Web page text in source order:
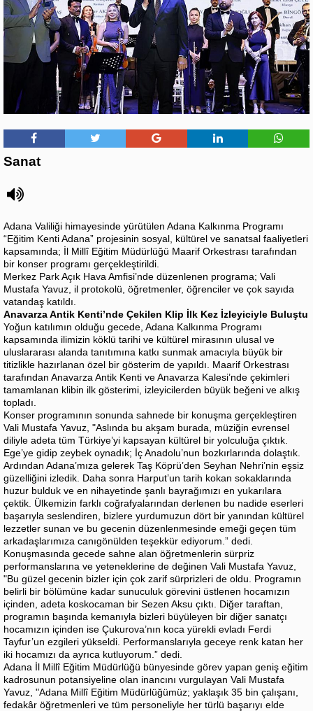
Sanat
Adana Valiliği himayesinde yürütülen Adana Kalkınma Programı
“Eğitim Kenti Adana” projesinin sosyal, kültürel ve sanatsal faaliyetleri
kapsamında; İl Millî Eğitim Müdürlüğü Maarif Orkestrası tarafından
bir konser programı gerçekleştirildi.
Merkez Park Açık Hava Amfisi’nde düzenlenen programa; Vali
Mustafa Yavuz, il protokolü, öğretmenler, öğrenciler ve çok sayıda
vatandaş katıldı.
Anavarza Antik Kenti’nde Çekilen Klip İlk Kez İzleyiciyle Buluştu
Yoğun katılımın olduğu gecede, Adana Kalkınma Programı
kapsamında ilimizin köklü tarihi ve kültürel mirasının ulusal ve
uluslararası alanda tanıtımına katkı sunmak amacıyla büyük bir
titizlikle hazırlanan özel bir gösterim de yapıldı. Maarif Orkestrası
tarafından Anavarza Antik Kenti ve Anavarza Kalesi’nde çekimleri
tamamlanan klibin ilk gösterimi, izleyicilerden büyük beğeni ve alkış
topladı.
Konser programının sonunda sahnede bir konuşma gerçekleştiren
Vali Mustafa Yavuz, "Aslında bu akşam burada, müziğin evrensel
diliyle adeta tüm Türkiye’yi kapsayan kültürel bir yolculuğa çıktık.
Ege’ye gidip zeybek oynadık; İç Anadolu’nun bozkırlarında dolaştık.
Ardından Adana’mıza gelerek Taş Köprü’den Seyhan Nehri’nin eşsiz
güzelliğini izledik. Daha sonra Harput’un tarih kokan sokaklarında
huzur bulduk ve en nihayetinde şanlı bayrağımızı en yukarılara
çektik. Ülkemizin farklı coğrafyalarından derlenen bu nadide eserleri
başarıyla seslendiren, bizlere yurdumuzun dört bir yanından kültürel
lezzetler sunan ve bu gecenin düzenlenmesinde emeği geçen tüm
arkadaşlarımıza canıgönülden teşekkür ediyorum.” dedi.
Konuşmasında gecede sahne alan öğretmenlerin sürpriz
performanslarına ve yeteneklerine de değinen Vali Mustafa Yavuz,
"Bu güzel gecenin bizler için çok zarif sürprizleri de oldu. Programın
belirli bir bölümüne kadar sunuculuk görevini üstlenen hocamızın
içinden, adeta koskocaman bir Sezen Aksu çıktı. Diğer taraftan,
programın başında kemanıyla bizleri büyüleyen bir diğer sanatçı
hocamızın içinden ise Çukurova’nın koca yürekli evladı Ferdi
Tayfur’un ezgileri yükseldi. Performanslarıyla geceye renk katan her
iki hocamızı da ayrıca kutluyorum.” dedi.
Adana İl Millî Eğitim Müdürlüğü bünyesinde görev yapan geniş eğitim
kadrosunun potansiyeline olan inancını vurgulayan Vali Mustafa
Yavuz, "Adana Millî Eğitim Müdürlüğümüz; yaklaşık 35 bin çalışanı,
fedakâr öğretmenleri ve tüm personeliyle her türlü başarıyı elde